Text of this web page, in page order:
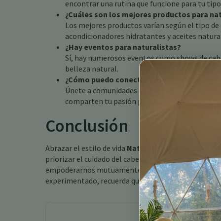
encontrar una rutina que funcione para tu
¿Cuáles son los mejores productos para
Los mejores productos varían según el tipo
acondicionadores hidratantes y aceites
¿Hay eventos para naturalistas?
Sí, hay numerosos eventos como shows de
belleza natural.
¿Cómo puedo conectarme con otros
Únete a comunidades en línea, grupos en
comparten tu pasión por la belleza natural.
Conclusión
Abrazar el estilo de vida Naturalista
priorizar el cuidado del cabello natural, construir
empoderarnos mutuamente para abrazar nuestro
experimentado, recuerda que cada rizo, espiral y